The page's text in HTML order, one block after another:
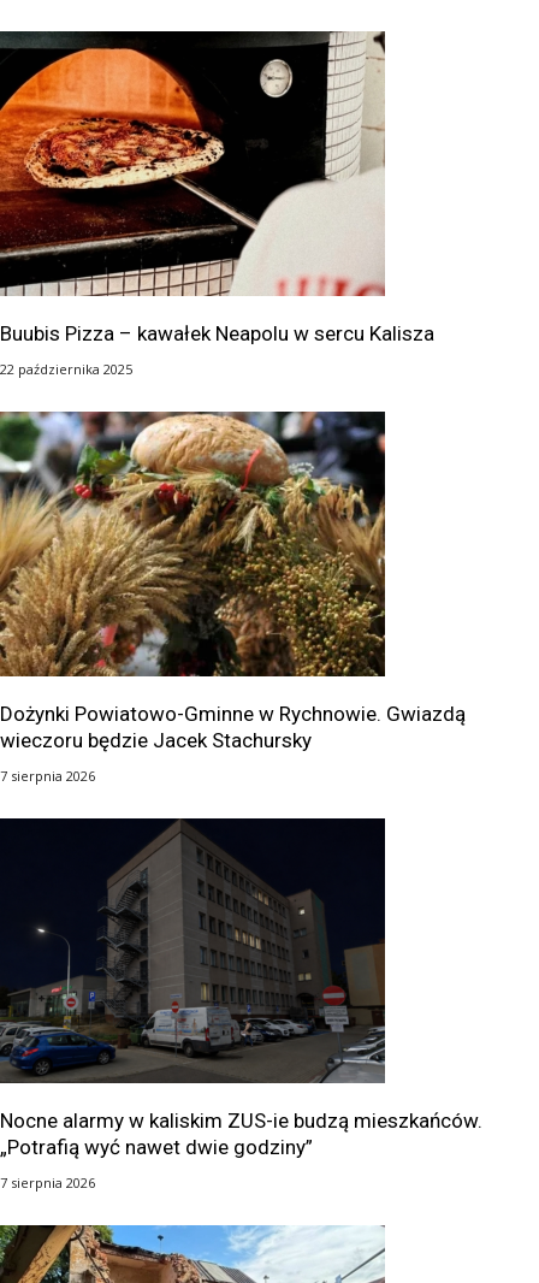
Buubis Pizza – kawałek Neapolu w sercu Kalisza
22 października 2025
Dożynki Powiatowo-Gminne w Rychnowie. Gwiazdą
wieczoru będzie Jacek Stachursky
7 sierpnia 2026
Nocne alarmy w kaliskim ZUS-ie budzą mieszkańców.
„Potrafią wyć nawet dwie godziny”
7 sierpnia 2026